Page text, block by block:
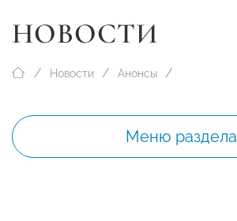
НОВОСТИ
Новости Анонсы
Меню раздела